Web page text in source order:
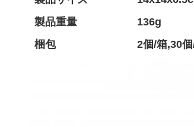
製品重量
136g
梱包
2個/箱,30